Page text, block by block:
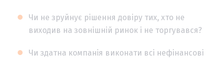
Чи не зруйнує рішення довіру тих, хто не
виходив на зовнішній ринок і не торгувався?
Чи здатна компанія виконати всі нефінансові